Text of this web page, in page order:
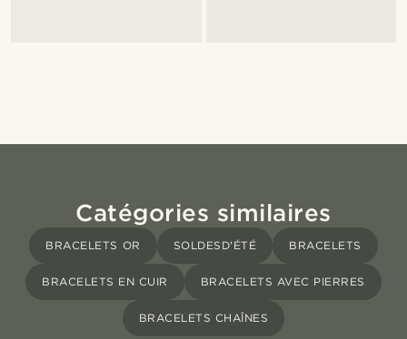
Catégories similaires
BRACELETS OR SOLDESD'ÉTÉ BRACELETS
BRACELETS EN CUIR BRACELETS AVEC PIERRES
BRACELETS CHAÎNES